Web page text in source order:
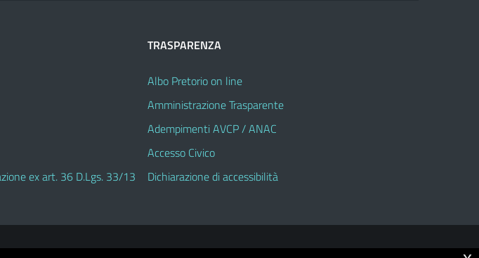
ex art. 36 D.Lgs. 33/13
TRASPARENZA
Albo Pretorio on line
Amministrazione Trasparente
Adempimenti AVCP / ANAC
Accesso Civico
Dichiarazione di accessibilità
© 2026 Istituto Omnicomprensivo "Sandro Pertini"